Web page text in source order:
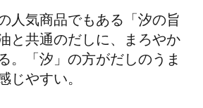
人気商品でもある「汐の旨
と共通のだしに、まろやか
。「汐」の方がだしのうま
じやすい。